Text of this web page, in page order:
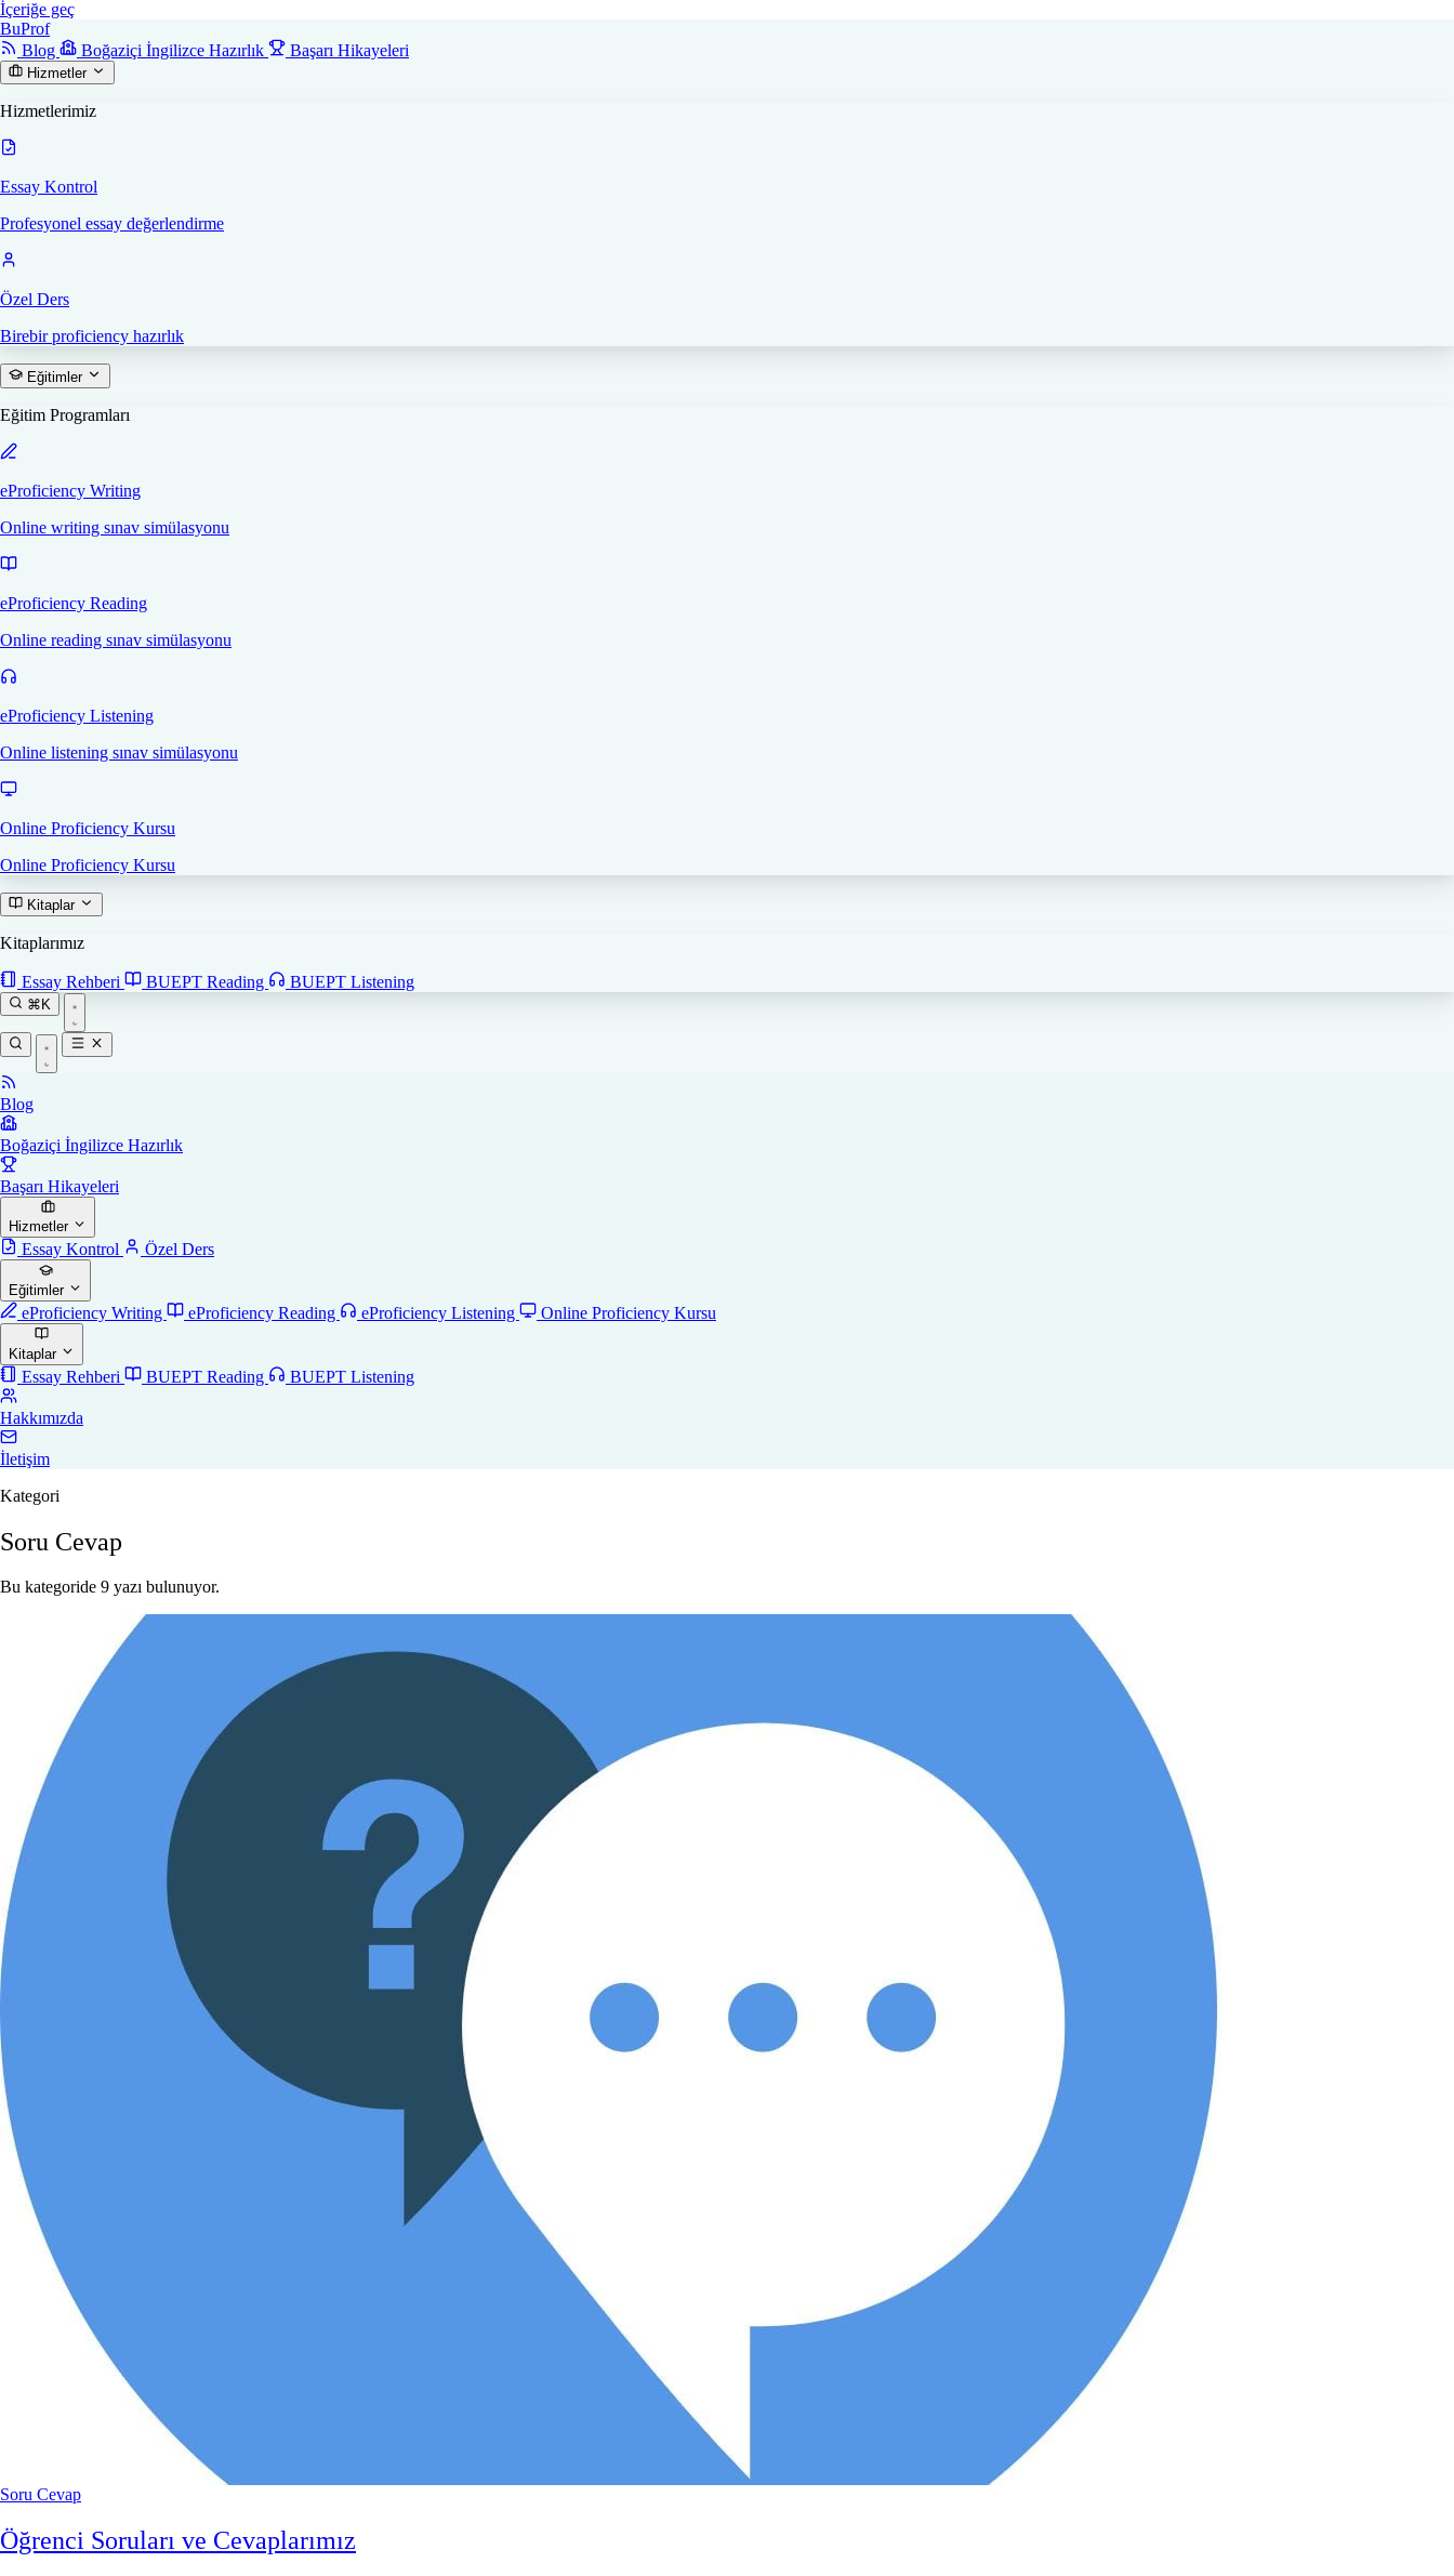
İçeriğe geç
BuProf
Blog
Boğaziçi İngilizce Hazırlık Başarı Hikayeleri
Hizmetler
Hizmetlerimiz
Essay Kontrol
Profesyonel essay değerlendirme
Özel Ders
Birebir proficiency hazırlık
Eğitimler
Eğitim Programları
eProficiency Writing
Online writing sınav simülasyonu
eProficiency Reading
Online reading sınav simülasyonu
eProficiency Listening
Online listening sınav simülasyonu
Online Proficiency Kursu
Online Proficiency Kursu
Kitaplar
Kitaplarımız
Essay Rehberi BUEPT Reading BUEPT Listening
⌘K
Blog
Boğaziçi İngilizce Hazırlık
Başarı Hikayeleri
Hizmetler
Essay Kontrol Özel Ders
Eğitimler
eProficiency Writing eProficiency Reading eProficiency Listening Online Proficiency Kursu
Kitaplar
Essay Rehberi BUEPT Reading BUEPT Listening
Hakkımızda
İletişim
Kategori
Soru Cevap
Bu kategoride 9 yazı bulunuyor.
Soru Cevap
Öğrenci Soruları ve Cevaplarımız